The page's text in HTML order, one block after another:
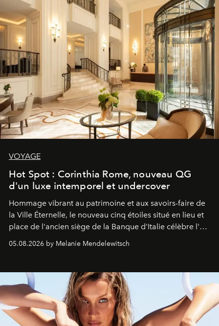
VOYAGE
Hot Spot : Corinthia Rome, nouveau QG
d'un luxe intemporel et undercover
Hommage vibrant au patrimoine et aux savoirs-faire de
la Ville Éternelle, le nouveau cinq étoiles situé en lieu et
place de l'ancien siège de la Banque d'Italie célèbre l'art
de vivre Romain dans toute son élégance intemporelle.
05.08.2026 by Melanie Mendelewitsch